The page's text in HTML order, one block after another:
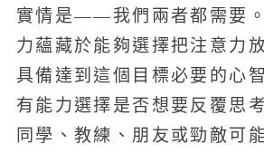
實情是——我們兩者都需要
力蘊藏於能夠選擇把注意力
具備達到這個目標必要的心
有能力選擇是否想要反覆思
同學、教練、朋友或勁敵可